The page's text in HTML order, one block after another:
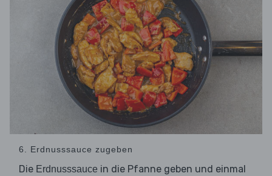
6. Erdnusssauce zugeben
Die Erdnusssauce in die Pfanne geben und einmal